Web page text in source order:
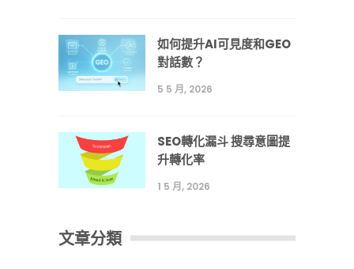
如何提升AI可見度和GEO
對話數？
5 5 月, 2026
SEO轉化漏斗 搜尋意圖提
升轉化率
1 5 月, 2026
文章分類